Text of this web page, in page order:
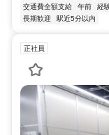
交通費全額支給
午前 経
長期歓迎
駅近5分以内
正社員